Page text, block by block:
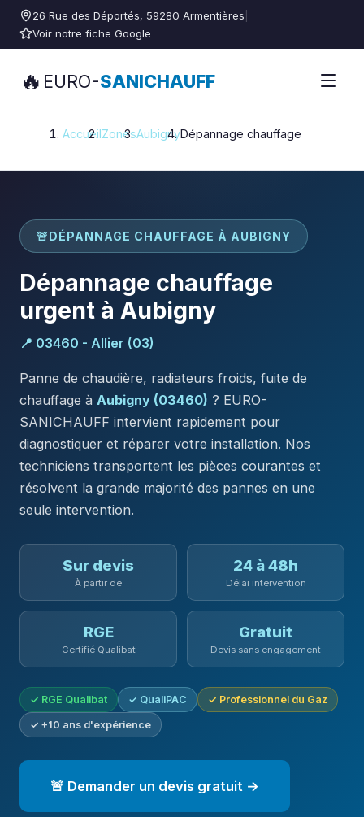
26 Rue des Déportés, 59280 Armentières
Voir notre fiche Google
🔥 EURO-SANICHAUFF
AccueilZonesAubignyDépannage chauffage
🚨DÉPANNAGE CHAUFFAGE À AUBIGNY
Dépannage chauffage
urgent à Aubigny
📍 03460 - Allier (03)
Panne de chaudière, radiateurs froids, fuite de
chauffage à Aubigny (03460) ? EURO-
SANICHAUFF intervient rapidement pour
diagnostiquer et réparer votre installation. Nos
techniciens transportent les pièces courantes et
résolvent la grande majorité des pannes en une
seule intervention.
Sur devis
À partir de
24 à 48h
Délai intervention
RGE
Certifié Qualibat
Gratuit
Devis sans engagement
✓ RGE Qualibat ✓ QualiPAC ✓ Professionnel du Gaz
✓ +10 ans d'expérience
🚨 Demander un devis gratuit →